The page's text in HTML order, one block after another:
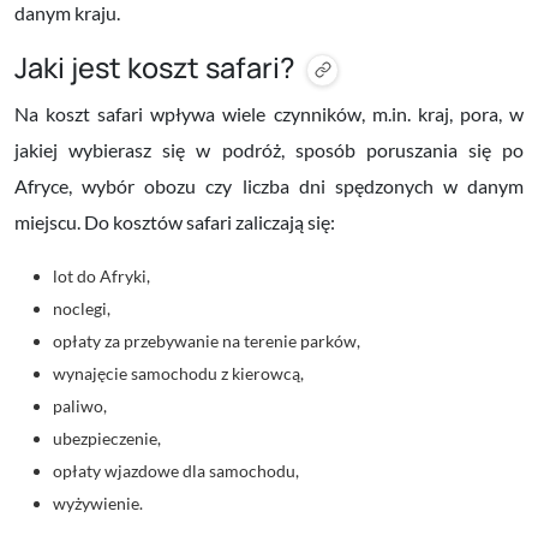
danym kraju.
Jaki jest koszt safari?
Na koszt safari wpływa wiele czynników, m.in. kraj, pora, w
jakiej wybierasz się w podróż, sposób poruszania się po
Afryce, wybór obozu czy liczba dni spędzonych w danym
miejscu. Do kosztów safari zaliczają się:
lot do Afryki,
noclegi,
opłaty za przebywanie na terenie parków,
wynajęcie samochodu z kierowcą,
paliwo,
ubezpieczenie,
opłaty wjazdowe dla samochodu,
wyżywienie.